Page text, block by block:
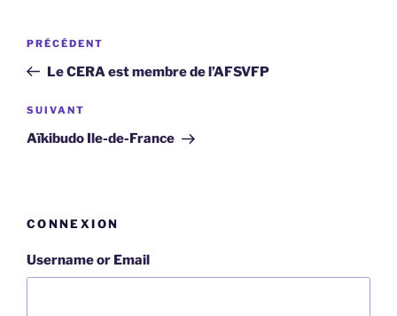
Navigation
l’article
Article
précédent
PRÉCÉDENT
Le CERA est membre de l’AFSVFP
Article
suivant
SUIVANT
Aïkibudo Ile-de-France
CONNEXION
Username or Email